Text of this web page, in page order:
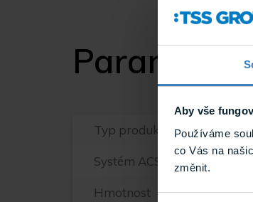
Aby vše
Používáme
co Vás na
změnit.
Parametry
Typ produktu
Systém ACS
Hmotnost